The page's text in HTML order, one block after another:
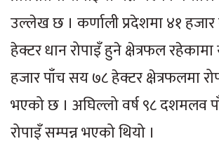
उल्लेख छ । कर्णाली प्रदेशमा ४१
हेक्टर धान रोपाइँ हुने क्षेत्रफल
हजार पाँच सय ७८ हेक्टर क्षेत्रफलमा
भएको छ । अघिल्लो वर्ष ९८ दशमलव
रोपाइँ सम्पन्न भएको थियो ।